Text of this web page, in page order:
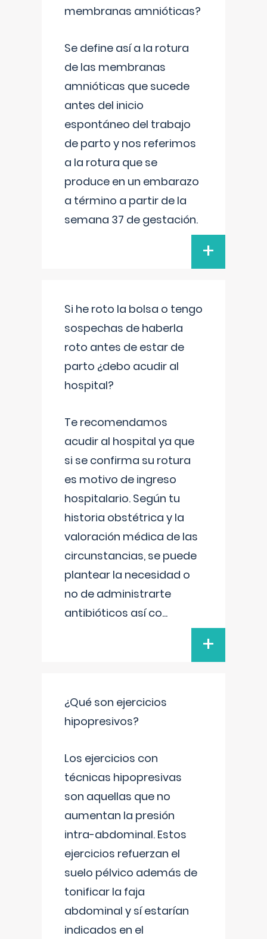
membranas amnióticas?
Se define así a la rotura
de las membranas
amnióticas que sucede
antes del inicio
espontáneo del trabajo
de parto y nos referimos
a la rotura que se
produce en un embarazo
a término a partir de la
semana 37 de gestación.
+
Si he roto la bolsa o tengo
sospechas de haberla
roto antes de estar de
parto ¿debo acudir al
hospital?
Te recomendamos
acudir al hospital ya que
si se confirma su rotura
es motivo de ingreso
hospitalario. Según tu
historia obstétrica y la
valoración médica de las
circunstancias, se puede
plantear la necesidad o
no de administrarte
antibióticos así co...
+
¿Qué son ejercicios
hipopresivos?
Los ejercicios con
técnicas hipopresivas
son aquellas que no
aumentan la presión
intra-abdominal. Estos
ejercicios refuerzan el
suelo pélvico además de
tonificar la faja
abdominal y sí estarían
indicados en el